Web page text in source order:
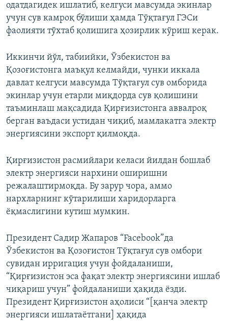
одатдагидек ишлатиб, келгуси мавсумда экинлар
учун сув камроқ бўлиши ҳамда Тўқтағул ГЭСи
фаолияти тўхтаб қолишига ҳозирлик кўриш керак.
Иккинчи йўл, табиийки, Ўзбекистон ва
Қозоғистонга маъқул келмайди, чунки иккала
давлат келгуси мавсумда Тўқтағул сув омборида
экинлар учун етарли миқдорда сув қолишини
таъминлаш мақсадида Қирғизистонга аввалроқ
берган ваъдаси устидан чиқиб, мамлакатга электр
энергиясини экспорт қилмоқда.
Қирғизистон расмийлари келаси йилдан бошлаб
электр энергияси нархини оширишни
режалаштирмоқда. Бу зарур чора, аммо
нархларнинг кўтарилиши харидорларга
ёқмаслигини кутиш мумкин.
Президент Садир Жапаров “Facebook”да
Ўзбекистон ва Қозоғистон Тўқтағул сув омбори
сувидан ирригация учун фойдаланиши,
“Қирғизистон эса фақат электр энергиясини ишлаб
чиқариш учун” фойдаланиши ҳақида ёзди.
Президент Қирғизистон аҳолиси “[қанча электр
энергияси ишлатаётгани] ҳақида